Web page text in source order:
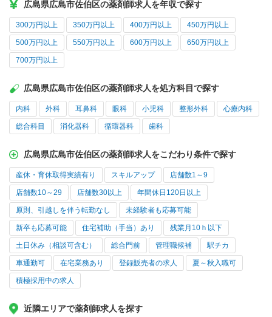
広島県広島市佐伯区の薬剤師求人を年収で探す
300万円以上 350万円以上 400万円以上 450万円以上
500万円以上 550万円以上 600万円以上 650万円以上
700万円以上
広島県広島市佐伯区の薬剤師求人を処方科目で探す
内科 外科 耳鼻科 眼科 小児科 整形外科 心療内科
総合科目 消化器科 循環器科 歯科
広島県広島市佐伯区の薬剤師求人をこだわり条件で探す
産休・育休取得実績有り スキルアップ 店舗数1～9
店舗数10～29 店舗数30以上 年間休日120日以上
原則、引越しを伴う転勤なし 未経験者も応募可能
新卒も応募可能 住宅補助（手当）あり 残業月10ｈ以下
土日休み（相談可含む） 総合門前 管理職候補 駅チカ
車通勤可 在宅業務あり 登録販売者の求人 夏～秋入職可
積極採用中の求人
近隣エリアで薬剤師求人を探す